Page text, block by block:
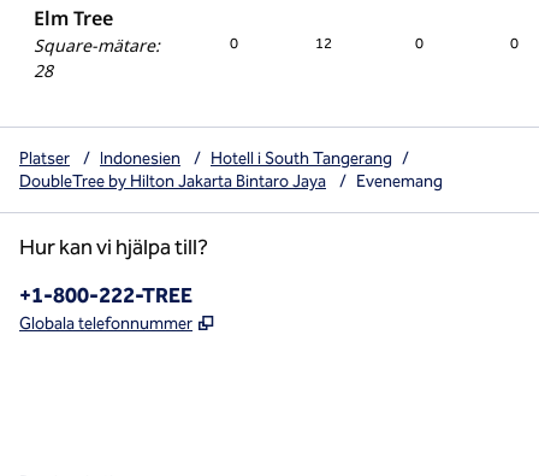
Elm Tree
Square-mätare:
28
0 12 0 0
Platser / Indonesien / Hotell i South Tangerang /
DoubleTree by Hilton Jakarta Bintaro Jaya
/ Evenemang
Hur kan vi hjälpa till?
Telefon:
+1-800-222-TREE
Globala telefonnummer ,